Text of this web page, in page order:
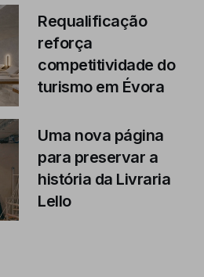
Requalificação
reforça
competitividade do
turismo em Évora
Uma nova página
para preservar a
história da Livraria
Lello